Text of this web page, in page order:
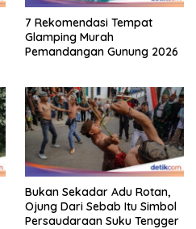
7 Rekomendasi Tempat
Glamping Murah
Pemandangan Gunung 2026
Bukan Sekadar Adu Rotan,
Ojung Dari Sebab Itu Simbol
Persaudaraan Suku Tengger